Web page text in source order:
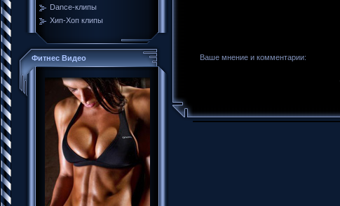
Dance-клипы
Хип-Хоп клипы
Фитнес Видео Ваше мнение и комментарии: